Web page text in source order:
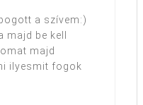
a szívem:)
majd be kell
majd
ilyesmit fogok